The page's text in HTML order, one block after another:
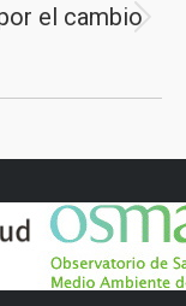
el cambio